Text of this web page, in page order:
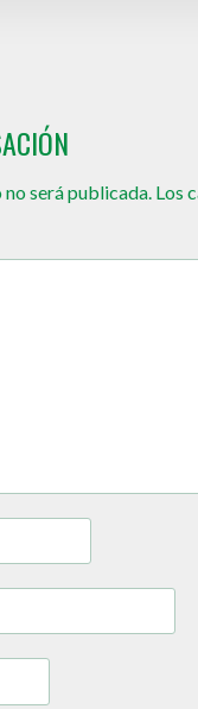
será publicada. Los